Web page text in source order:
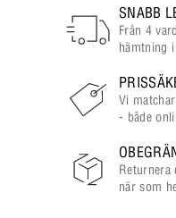
SNABB
Från 4
hämtning
Vi
- både
Returnera
när som